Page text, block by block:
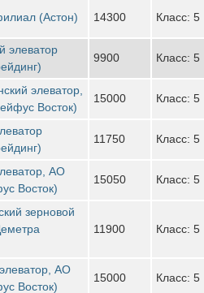
(Астон) 14300 Класс: 5
элеватор
9900 Класс: 5
элеватор,
Восток)
15000 Класс: 5
11750 Класс: 5
АО
Восток)
15050 Класс: 5
зерновой
11900 Класс: 5
АО
Восток)
15000 Класс: 5